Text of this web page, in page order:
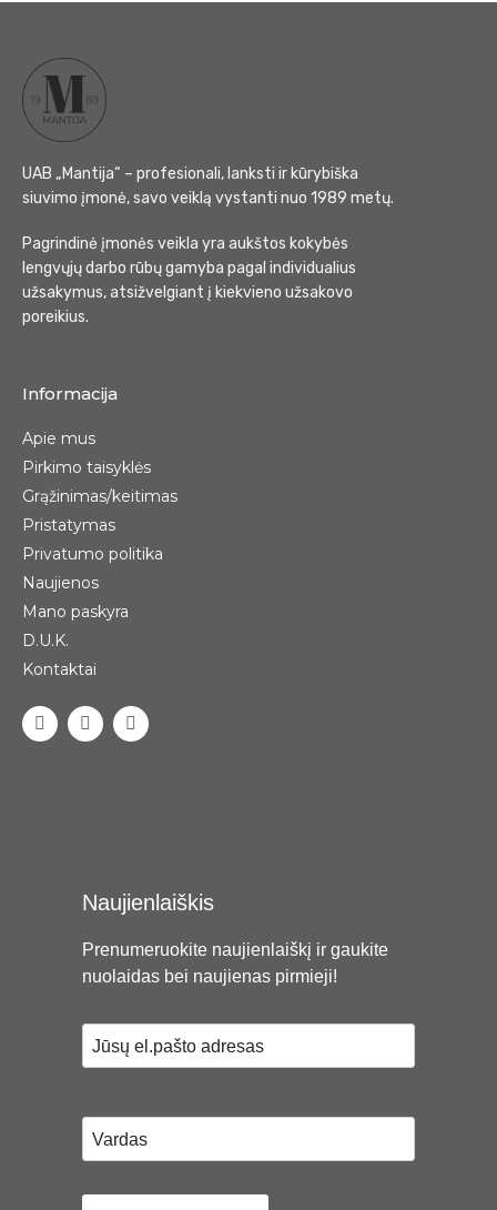
UAB „Mantija“ – profesionali, lanksti ir kūrybiška
siuvimo įmonė, savo veiklą vystanti nuo 1989 metų.
Pagrindinė įmonės veikla yra aukštos kokybės
lengvųjų darbo rūbų gamyba pagal individualius
užsakymus, atsižvelgiant į kiekvieno užsakovo
poreikius.
Informacija
Apie mus
Pirkimo taisyklės
Grąžinimas/keitimas
Pristatymas
Privatumo politika
Naujienos
Mano paskyra
D.U.K.
Kontaktai